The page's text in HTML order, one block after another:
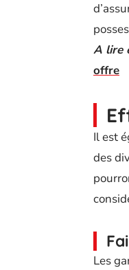
A lire
offre
Il est
des
Les